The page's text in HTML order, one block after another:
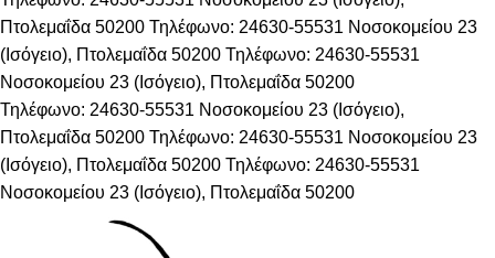
Πτολεμαΐδα 50200 Τηλέφωνο: 24630-55531 Νοσοκομείου 23
(Ισόγειο), Πτολεμαΐδα 50200 Τηλέφωνο: 24630-55531
Νοσοκομείου 23 (Ισόγειο), Πτολεμαΐδα 50200
Τηλέφωνο: 24630-55531 Νοσοκομείου 23 (Ισόγειο),
Πτολεμαΐδα 50200 Τηλέφωνο: 24630-55531 Νοσοκομείου 23
(Ισόγειο), Πτολεμαΐδα 50200 Τηλέφωνο: 24630-55531
Νοσοκομείου 23 (Ισόγειο), Πτολεμαΐδα 50200